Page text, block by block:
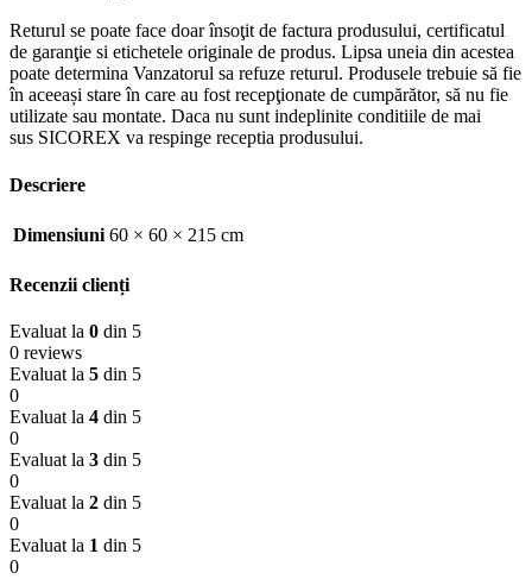
Returul se poate face doar însoţit de factura produsului, certificatul
de garanţie si etichetele originale de produs. Lipsa uneia din acestea
poate determina Vanzatorul sa refuze returul. Produsele trebuie să fie
în aceeași stare în care au fost recepţionate de cumpărător, să nu fie
utilizate sau montate. Daca nu sunt indeplinite conditiile de mai
sus SICOREX va respinge receptia produsului.
Descriere
Dimensiuni 60 × 60 × 215 cm
Recenzii clienți
Evaluat la 0 din 5
0 reviews
Evaluat la 5 din 5
0
Evaluat la 4 din 5
0
Evaluat la 3 din 5
0
Evaluat la 2 din 5
0
Evaluat la 1 din 5
0